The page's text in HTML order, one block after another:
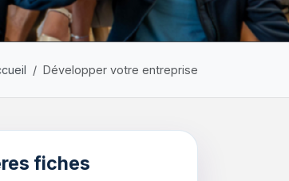
Développer votre entreprise
fiches